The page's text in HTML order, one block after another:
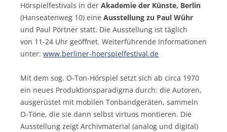
Hörspielfestivals in der Akademie der Künste, Berlin
(Hanseatenweg 10) eine Ausstellung zu Paul Wühr
und Paul Pörtner statt. Die Ausstellung ist täglich
von 11-24 Uhr geöffnet. Weiterführende Informationen
unter: www.berliner-hoerspielfestival.de
Mit dem sog. O-Ton-Hörspiel setzt sich ab circa 1970
ein neues Produktionsparadigma durch: die Autoren,
ausgerüstet mit mobilen Tonbandgeräten, sammeln
O-Töne, die sie dann selbst virtuos montieren. Die
Ausstellung zeigt Archivmaterial (analog und digital)